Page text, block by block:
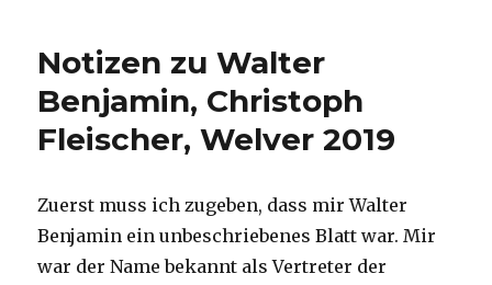
Notizen zu Walter
Benjamin, Christoph
Fleischer, Welver 2019
Zuerst muss ich zugeben, dass mir Walter
Benjamin ein unbeschriebenes Blatt war. Mir
war der Name bekannt als Vertreter der